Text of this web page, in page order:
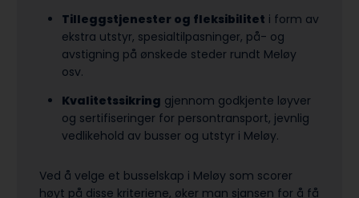
Tilleggstjenester og fleksibilitet i form av
ekstra utstyr, spesialtilpasninger, på- og
avstigning på ønskede steder rundt Meløy
osv.
Kvalitetssikring gjennom godkjente løyver
og sertifiseringer for persontransport, jevnlig
vedlikehold av busser og utstyr i Meløy.
Ved å velge et busselskap i Meløy som scorer
høyt på disse kriteriene, øker man sjansen for å få